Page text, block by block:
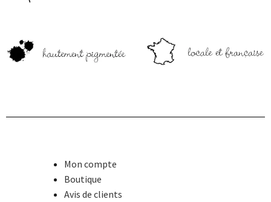
Mon compte
Boutique
Avis de clients